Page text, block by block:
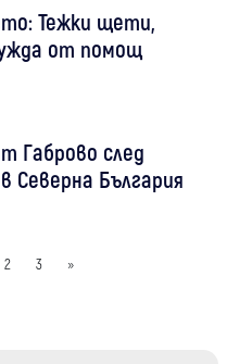
Тежки щети,
от помощ
Габрово след
България
2 3 »